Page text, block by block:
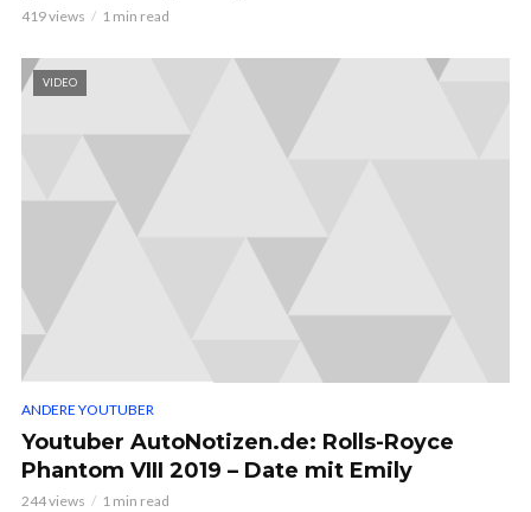
419 views 1 min read
VIDEO
ANDERE YOUTUBER
Youtuber AutoNotizen.de: Rolls-Royce
Phantom VIII 2019 – Date mit Emily
244 views 1 min read